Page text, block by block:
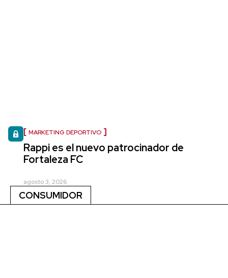
MARKETING DEPORTIVO
Rappi es el nuevo patrocinador de
Fortaleza FC
agosto 3, 2026
CONSUMIDOR